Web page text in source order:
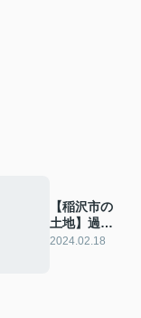
【稲沢市の
土地】過去
の販売事例
2024.02.18